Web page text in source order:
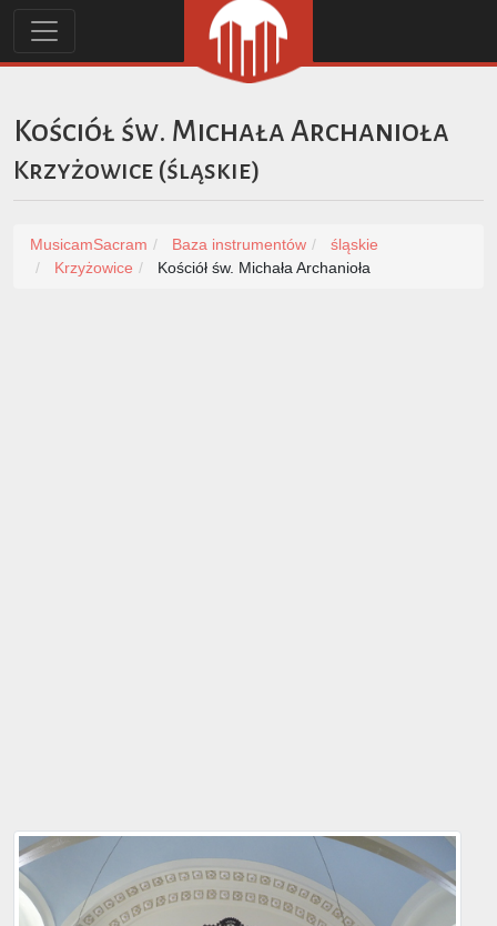
Kościół św. Michała Archanioła
Krzyżowice (śląskie)
MusicamSacram Baza instrumentów
śląskie
Krzyżowice
Kościół św. Michała Archanioła